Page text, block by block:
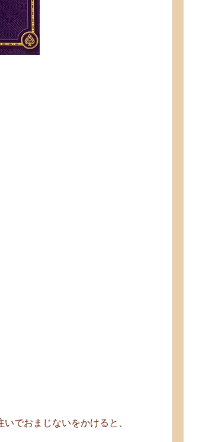
でおまじないをかけると、